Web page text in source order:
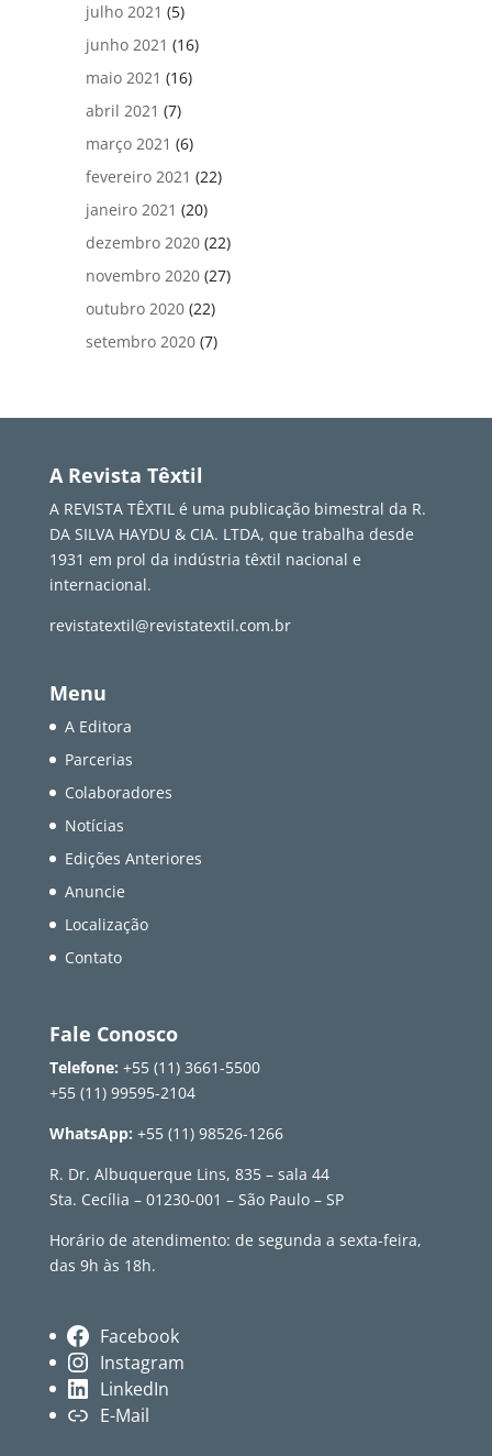
julho 2021 (5)
junho 2021 (16)
maio 2021 (16)
abril 2021 (7)
março 2021 (6)
fevereiro 2021 (22)
janeiro 2021 (20)
dezembro 2020 (22)
novembro 2020 (27)
outubro 2020 (22)
setembro 2020 (7)
A Revista Têxtil
A REVISTA TÊXTIL é uma publicação bimestral da R.
DA SILVA HAYDU & CIA. LTDA, que trabalha desde
1931 em prol da indústria têxtil nacional e
internacional.
revistatextil@revistatextil.com.br
Menu
A Editora
Parcerias
Colaboradores
Notícias
Edições Anteriores
Anuncie
Localização
Contato
Fale Conosco
Telefone: +55 (11) 3661-5500
+55 (11) 99595-2104
WhatsApp: +55 (11) 98526-1266
R. Dr. Albuquerque Lins, 835 – sala 44
Sta. Cecília – 01230-001 – São Paulo – SP
Horário de atendimento: de segunda a sexta-feira,
das 9h às 18h.
Facebook
Instagram
LinkedIn
E-Mail